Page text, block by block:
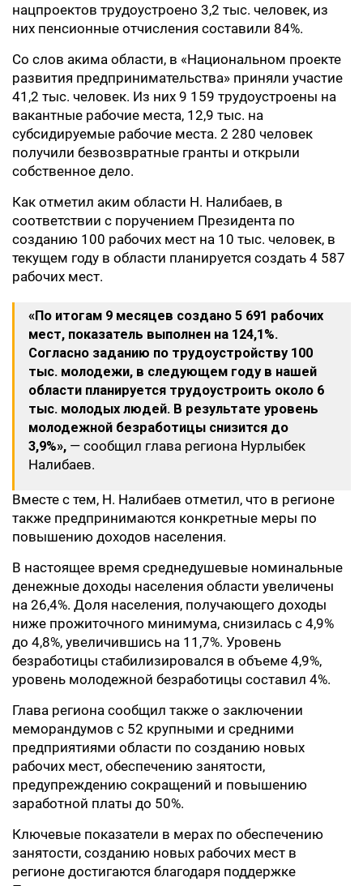
нацпроектов трудоустроено 3,2 тыс. человек, из
них пенсионные отчисления составили 84%.
Со слов акима области, в «Национальном проекте
развития предпринимательства» приняли участие
41,2 тыс. человек. Из них 9 159 трудоустроены на
вакантные рабочие места, 12,9 тыс. на
субсидируемые рабочие места. 2 280 человек
получили безвозвратные гранты и открыли
собственное дело.
Как отметил аким области Н. Налибаев, в
соответствии с поручением Президента по
созданию 100 рабочих мест на 10 тыс. человек, в
текущем году в области планируется создать 4 587
рабочих мест.
«По итогам 9 месяцев создано 5 691 рабочих
мест, показатель выполнен на 124,1%.
Согласно заданию по трудоустройству 100
тыс. молодежи, в следующем году в нашей
области планируется трудоустроить около 6
тыс. молодых людей. В результате уровень
молодежной безработицы снизится до
3,9%», — сообщил глава региона Нурлыбек
Налибаев.
Вместе с тем, Н. Налибаев отметил, что в регионе
также предпринимаются конкретные меры по
повышению доходов населения.
В настоящее время среднедушевые номинальные
денежные доходы населения области увеличены
на 26,4%. Доля населения, получающего доходы
ниже прожиточного минимума, снизилась с 4,9%
до 4,8%, увеличившись на 11,7%. Уровень
безработицы стабилизировался в объеме 4,9%,
уровень молодежной безработицы составил 4%.
Глава региона сообщил также о заключении
меморандумов с 52 крупными и средними
предприятиями области по созданию новых
рабочих мест, обеспечению занятости,
предупреждению сокращений и повышению
заработной платы до 50%.
Ключевые показатели в мерах по обеспечению
занятости, созданию новых рабочих мест в
регионе достигаются благодаря поддержке